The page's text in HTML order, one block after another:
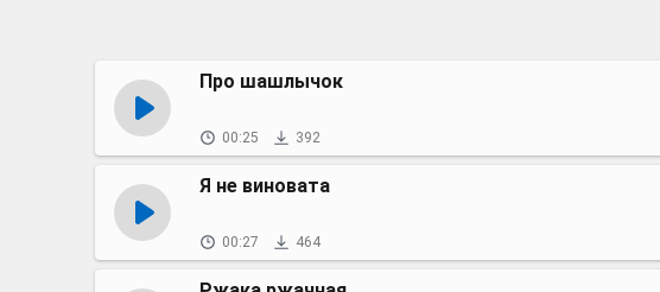
Про шашлычок
00:25 392
Я не виновата
00:27 464